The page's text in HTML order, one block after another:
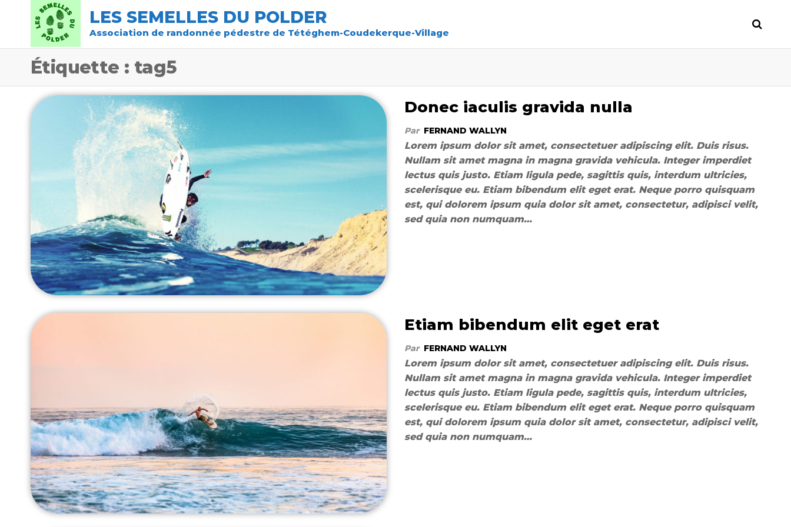
LES SEMELLES DU POLDER
Association de randonnée pédestre de Tétéghem-Coudekerque-Village
Étiquette : tag5
Donec iaculis gravida nulla
Par FERNAND WALLYN
Lorem ipsum dolor sit amet, consectetuer adipiscing elit. Duis risus.
Nullam sit amet magna in magna gravida vehicula. Integer imperdiet
lectus quis justo. Etiam ligula pede, sagittis quis, interdum ultricies,
scelerisque eu. Etiam bibendum elit eget erat. Neque porro quisquam
est, qui dolorem ipsum quia dolor sit amet, consectetur, adipisci velit,
sed quia non numquam…
Etiam bibendum elit eget erat
Par FERNAND WALLYN
Lorem ipsum dolor sit amet, consectetuer adipiscing elit. Duis risus.
Nullam sit amet magna in magna gravida vehicula. Integer imperdiet
lectus quis justo. Etiam ligula pede, sagittis quis, interdum ultricies,
scelerisque eu. Etiam bibendum elit eget erat. Neque porro quisquam
est, qui dolorem ipsum quia dolor sit amet, consectetur, adipisci velit,
sed quia non numquam…